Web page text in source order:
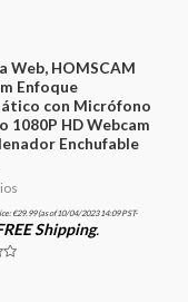
Web, HOMSCAM
Enfoque
con Micrófono
1080P HD Webcam
Enchufable
€29.99(as of 10/04/2023 14:09 PST-
Shipping.